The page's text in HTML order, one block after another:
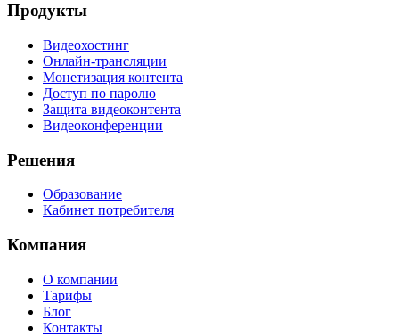
Продукты
Видеохостинг
Онлайн-трансляции
Монетизация контента
Доступ по паролю
Защита видеоконтента
Видеоконференции
Решения
Образование
Кабинет потребителя
Компания
О компании
Тарифы
Блог
Контакты